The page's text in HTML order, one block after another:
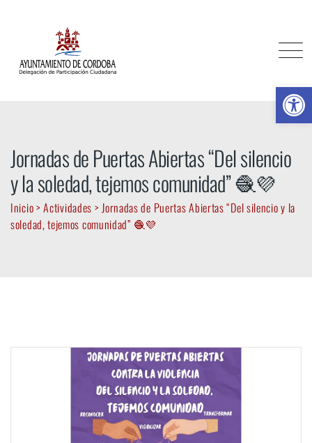
Jornadas de Puertas Abiertas “Del silencio
y la soledad, tejemos comunidad” 🧶💜
Inicio>Actividades >Jornadas de Puertas Abiertas “Del silencio y la
soledad, tejemos comunidad” 🧶💜